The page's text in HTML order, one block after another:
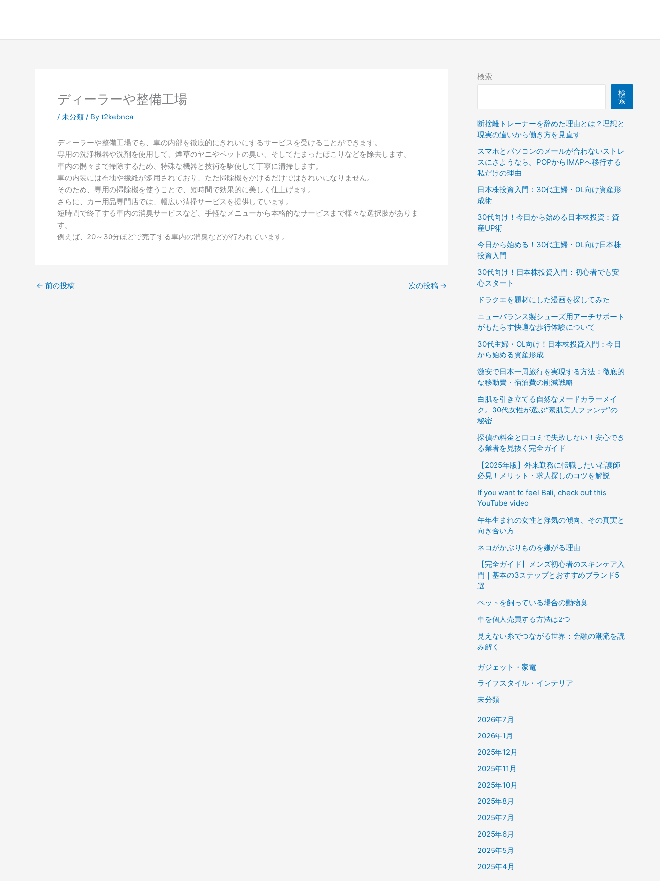
ス
ディーラーや整備工場
/ 未分類 / By t2kebnca
ディーラーや整備工場でも、車の内部を徹底的にきれいにするサービスを受けることができます。
専用の洗浄機器や洗剤を使用して、煙草のヤニやペットの臭い、そしてたまったほこりなどを除去します。
車内の隅々まで掃除するため、特殊な機器と技術を駆使して丁寧に清掃します。
車の内装には布地や繊維が多用されており、ただ掃除機をかけるだけではきれいになりません。
そのため、専用の掃除機を使うことで、短時間で効果的に美しく仕上げます。
さらに、カー用品専門店では、幅広い清掃サービスを提供しています。
短時間で終了する車内の消臭サービスなど、手軽なメニューから本格的なサービスまで様々な選択肢がありま
す。
例えば、20～30分ほどで完了する車内の消臭などが行われています。
← 前の投稿 次の投稿 →
検索
検
索
断捨離トレーナーを辞めた理由とは？理想と
現実の違いから働き方を見直す
スマホとパソコンのメールが合わないストレ
スにさようなら。POPからIMAPへ移行する
私だけの理由
日本株投資入門：30代主婦・OL向け資産形
成術
30代向け！今日から始める日本株投資：資
産UP術
今日から始める！30代主婦・OL向け日本株
投資入門
30代向け！日本株投資入門：初心者でも安
心スタート
ドラクエを題材にした漫画を探してみた
ニューバランス製シューズ用アーチサポート
がもたらす快適な歩行体験について
30代主婦・OL向け！日本株投資入門：今日
から始める資産形成
激安で日本一周旅行を実現する方法：徹底的
な移動費・宿泊費の削減戦略
白肌を引き立てる自然なヌードカラーメイ
ク。30代女性が選ぶ“素肌美人ファンデ”の
秘密
探偵の料金と口コミで失敗しない！安心でき
る業者を見抜く完全ガイド
【2025年版】外来勤務に転職したい看護師
必見！メリット・求人探しのコツを解説
If you want to feel Bali, check out this
YouTube video
午年生まれの女性と浮気の傾向、その真実と
向き合い方
ネコがかぶりものを嫌がる理由
【完全ガイド】メンズ初心者のスキンケア入
門｜基本の3ステップとおすすめブランド5
選
ペットを飼っている場合の動物臭
車を個人売買する方法は2つ
見えない糸でつながる世界：金融の潮流を読
み解く
ガジェット・家電
ライフスタイル・インテリア
未分類
2026年7月
2026年1月
2025年12月
2025年11月
2025年10月
2025年8月
2025年7月
2025年6月
2025年5月
2025年4月